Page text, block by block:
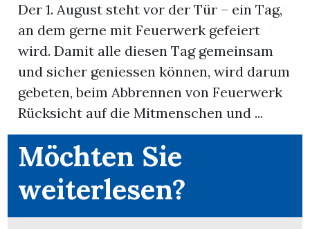
E-
Paper
Newsletter
Der 1. August steht vor der Tür – ein Tag,
an dem gerne mit Feuerwerk gefeiert
wird. Damit alle diesen Tag gemeinsam
und sicher geniessen können, wird darum
gebeten, beim Abbrennen von Feuerwerk
Rücksicht auf die Mitmenschen und ...
Möchten Sie
weiterlesen?